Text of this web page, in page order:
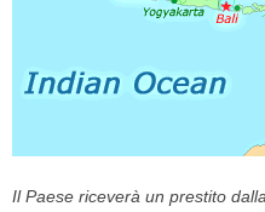
Il Paese riceverà un prestito